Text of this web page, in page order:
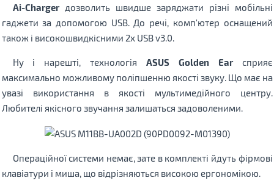
Ai-Chargerдозволить швидше заряджати різні мобільні
гаджети за допомогою USB. До речі, комп'ютер оснащений
також і високошвидкісними 2х USB v3.0.
Ну і нарешті, технологія ASUS Golden Earсприяє
максимально можливому поліпшенню якості звуку. Що має на
увазі використання в якості мультимедійного центру.
Любителі якісного звучання залишаться задоволеними.
Операційної системи немає, зате в комплекті йдуть фірмові
клавіатури і миша, що відрізняються високою ергономікою.